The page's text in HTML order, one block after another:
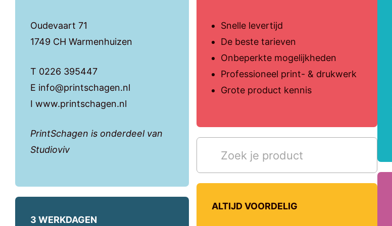
Oudevaart 71
1749 CH Warmenhuizen
T 0226 395447
E info@printschagen.nl
I www.printschagen.nl
PrintSchagen is onderdeel van
Studioviv
3 WERKDAGEN
Snelle levertijd
De beste tarieven
Onbeperkte mogelijkheden
Professioneel print- & drukwerk
Grote product kennis
ALTIJD VOORDELIG